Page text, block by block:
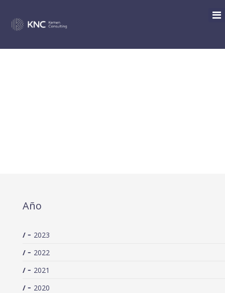
Año
2023
2022
2021
2020